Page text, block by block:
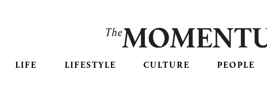
LIFE LIFESTYLE CULTURE PEOPLE